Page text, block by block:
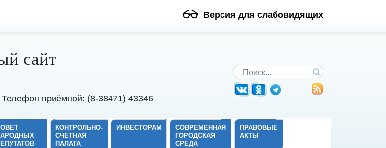
Версия для слабовидящих
Поиск по сайту
сайт
Телефон приёмной: (8-38471) 43346
КОНТРОЛЬНО-
СЧЕТНАЯ
ПАЛАТА
ИНВЕСТОРАМ
СОВРЕМЕННАЯ
ГОРОДСКАЯ
СРЕДА
ПРАВОВЫЕ
АКТЫ